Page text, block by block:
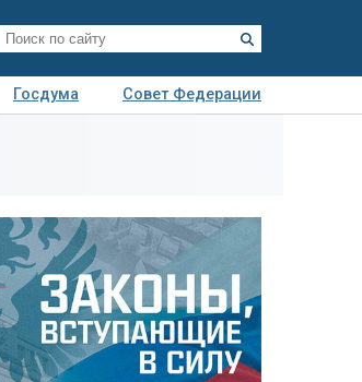
Госдума
Совет Федерации